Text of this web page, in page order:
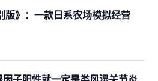
版》：一款日系农场模拟经营